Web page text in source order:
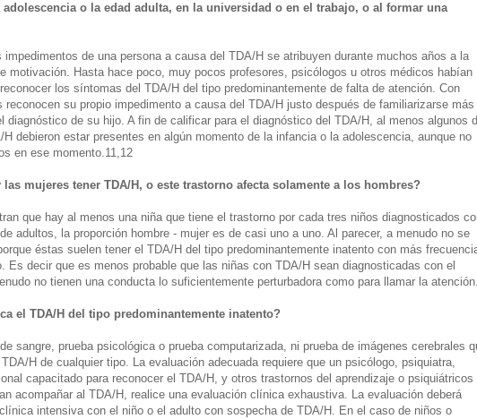
adolescencia o la edad adulta, en la universidad o en el trabajo, o al formar una
de una persona a causa del TDA/H se atribuyen durante muchos años a la
motivación. Hasta hace poco, muy pocos profesores, psicólogos u otros médicos habían
los síntomas del TDA/H del tipo predominantemente de falta de atención. Con
reconocen su propio impedimento a causa del TDA/H justo después de familiarizarse más
diagnóstico de su hijo. A fin de calificar para el diagnóstico del TDA/H, al menos algunos
debieron estar presentes en algún momento de la infancia o la adolescencia, aunque no
en ese momento.11,12
mujeres tener TDA/H, o este trastorno afecta solamente a los hombres?
que hay al menos una niña que tiene el trastorno por cada tres niños diagnosticados
adultos, la proporción hombre - mujer es de casi uno a uno. Al parecer, a menudo no se
éstas suelen tener el TDA/H del tipo predominantemente inatento con más
Es decir que es menos probable que las niñas con TDA/H sean diagnosticadas con el
no tienen una conducta lo suficientemente perturbadora como para llamar la
el TDA/H del tipo predominantemente inatento?
sangre, prueba psicológica o prueba computarizada, ni prueba de imágenes cerebrales
H de cualquier tipo. La evaluación adecuada requiere que un psicólogo, psiquiatra,
capacitado para reconocer el TDA/H, y otros trastornos del aprendizaje o psiquiátricos
acompañar al TDA/H, realice una evaluación clínica exhaustiva. La evaluación deberá
intensiva con el niño o el adulto con sospecha de TDA/H. En el caso de niños o